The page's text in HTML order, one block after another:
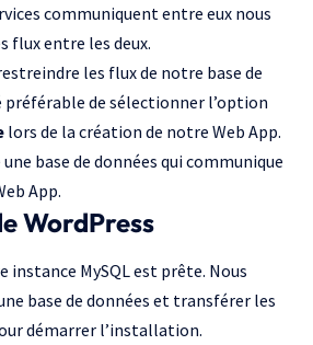
communiquent entre eux nous
flux entre les deux.
les flux de notre base de
de sélectionner l’option
lors de la création de notre Web App.
base de données qui communique
App.
WordPress
MySQL est prête. Nous
base de données et transférer les
démarrer l’installation.